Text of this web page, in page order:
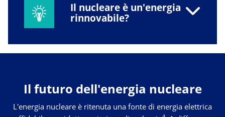
Il nucleare è un'energia
rinnovabile?
Il futuro dell'energia nucleare
L'energia nucleare è ritenuta una fonte di energia elettrica